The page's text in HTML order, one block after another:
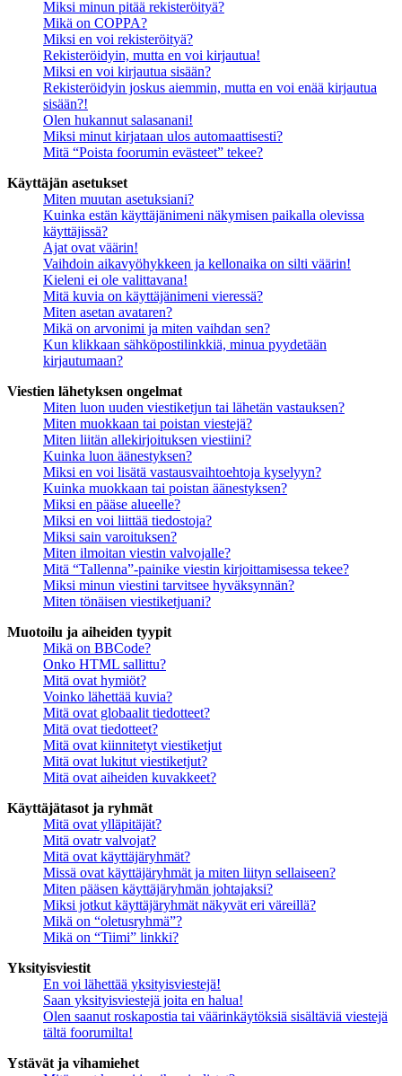
Miksi minun pitää rekisteröityä?
Mikä on COPPA?
Miksi en voi rekisteröityä?
Rekisteröidyin, mutta en voi kirjautua!
Miksi en voi kirjautua sisään?
Rekisteröidyin joskus aiemmin, mutta en voi enää kirjautua
sisään?!
Olen hukannut salasanani!
Miksi minut kirjataan ulos automaattisesti?
Mitä “Poista foorumin evästeet” tekee?
Käyttäjän asetukset
Miten muutan asetuksiani?
Kuinka estän käyttäjänimeni näkymisen paikalla olevissa
käyttäjissä?
Ajat ovat väärin!
Vaihdoin aikavyöhykkeen ja kellonaika on silti väärin!
Kieleni ei ole valittavana!
Mitä kuvia on käyttäjänimeni vieressä?
Miten asetan avataren?
Mikä on arvonimi ja miten vaihdan sen?
Kun klikkaan sähköpostilinkkiä, minua pyydetään
kirjautumaan?
Viestien lähetyksen ongelmat
Miten luon uuden viestiketjun tai lähetän vastauksen?
Miten muokkaan tai poistan viestejä?
Miten liitän allekirjoituksen viestiini?
Kuinka luon äänestyksen?
Miksi en voi lisätä vastausvaihtoehtoja kyselyyn?
Kuinka muokkaan tai poistan äänestyksen?
Miksi en pääse alueelle?
Miksi en voi liittää tiedostoja?
Miksi sain varoituksen?
Miten ilmoitan viestin valvojalle?
Mitä “Tallenna”-painike viestin kirjoittamisessa tekee?
Miksi minun viestini tarvitsee hyväksynnän?
Miten tönäisen viestiketjuani?
Muotoilu ja aiheiden tyypit
Mikä on BBCode?
Onko HTML sallittu?
Mitä ovat hymiöt?
Voinko lähettää kuvia?
Mitä ovat globaalit tiedotteet?
Mitä ovat tiedotteet?
Mitä ovat kiinnitetyt viestiketjut
Mitä ovat lukitut viestiketjut?
Mitä ovat aiheiden kuvakkeet?
Käyttäjätasot ja ryhmät
Mitä ovat ylläpitäjät?
Mitä ovatr valvojat?
Mitä ovat käyttäjäryhmät?
Missä ovat käyttäjäryhmät ja miten liityn sellaiseen?
Miten pääsen käyttäjäryhmän johtajaksi?
Miksi jotkut käyttäjäryhmät näkyvät eri väreillä?
Mikä on “oletusryhmä”?
Mikä on “Tiimi” linkki?
Yksityisviestit
En voi lähettää yksityisviestejä!
Saan yksityisviestejä joita en halua!
Olen saanut roskapostia tai väärinkäytöksiä sisältäviä viestejä
tältä foorumilta!
Ystävät ja vihamiehet